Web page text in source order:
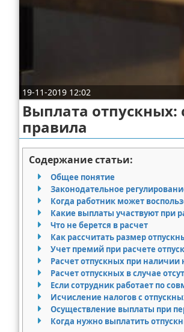
Судопроизводство
Защита прав потребителей
19-11-2019 12:02
Выплата
правила
Содержание статьи:
Общее понятие
Законодательное
Когда работник может
Какие выплаты участвуют при
Что не берется в расчет
Как рассчитать размер
Учет премий при расчете
Расчет отпускных при
Расчет отпускных в случае
Если сотрудник работает по
Исчисление налогов с
Осуществление выплаты при
Когда нужно выплатить